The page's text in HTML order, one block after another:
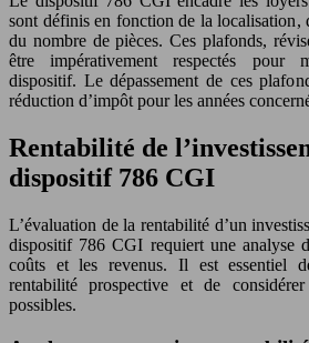
sont définis en fonction de la localisation,
du nombre de pièces. Ces plafonds,
être impérativement respectés pour
dispositif. Le dépassement de ces
réduction d’impôt pour les années
Rentabilité de
dispositif 786 CGI
L’évaluation de la rentabilité d’un
dispositif 786 CGI requiert une analyse
coûts et les revenus. Il est essentiel
rentabilité prospective et de
possibles.